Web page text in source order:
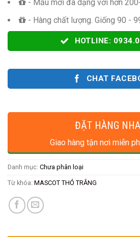
- Mẫu mới đa dạng với hơn
- Hàng chất lượng. Giống 90 -
HOTLINE:
CHAT
ĐẶT HÀNG
Giao hàng tận nơi miễn
Danh mục: Chưa phân loại
Từ khóa: MASCOT THỎ TRẮNG